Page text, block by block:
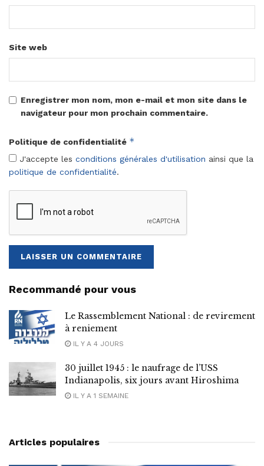
Site web
Enregistrer mon nom, mon e-mail et mon site dans le
navigateur pour mon prochain commentaire.
Politique de confidentialité *
J'accepte les conditions générales d'utilisation ainsi que la
politique de confidentialité.
Recommandé pour vous
Le Rassemblement National : de revirement
à reniement
IL Y A 4 JOURS
30 juillet 1945 : le naufrage de l’USS
Indianapolis, six jours avant Hiroshima
IL Y A 1 SEMAINE
Articles populaires